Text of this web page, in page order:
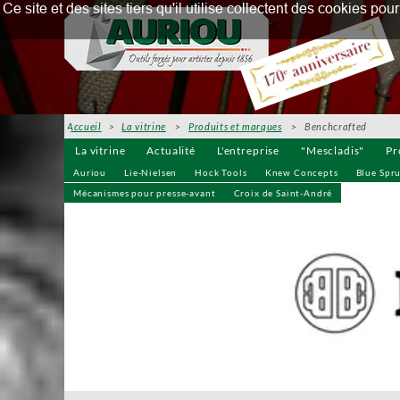
La vitrine Actualité L'entreprise "Mescladis"
Auriou Lie-Nielsen Hock Tools Knew Concepts Blue
Mécanismes pour presse-avant Croix de Saint-André
Accueil >La vitrine >Produits et marques > Benchcrafted
Ce site et des sites tiers qu'il utilise collectent des cookies